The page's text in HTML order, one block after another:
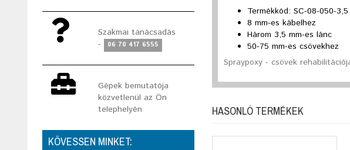
Szakmai tanácsadás
-
06 70 417 6555
Gépek bemutatója
közvetlenül az Ön
telephelyén
KÖVESSEN MINKET:
Termékkód: SC-08-050-3,5
8 mm-es kábelhez
Három 3,5 mm-es lánc
50-75 mm-es csövekhez
Spraypoxy - csövek
HASONLÓ TERMÉKEK